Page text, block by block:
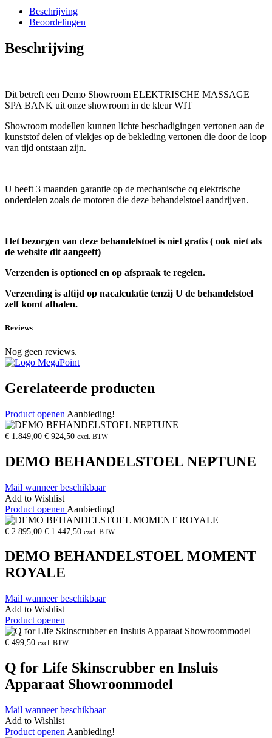
Beschrijving
Beoordelingen
Beschrijving
Dit betreft een Demo Showroom ELEKTRISCHE MASSAGE
SPA BANK uit onze showroom in de kleur WIT
Showroom modellen kunnen lichte beschadigingen vertonen aan de
kunststof delen of vlekjes op de bekleding vertonen die door de loop
van tijd ontstaan zijn.
U heeft 3 maanden garantie op de mechanische cq elektrische
onderdelen zoals de motoren die deze behandelstoel aandrijven.
Het bezorgen van deze behandelstoel is niet gratis ( ook niet als
de website dit aangeeft)
Verzenden is optioneel en op afspraak te regelen.
Verzending is altijd op nacalculatie tenzij U de behandelstoel
zelf komt afhalen.
Reviews
Nog geen reviews.
Gerelateerde producten
Product openen Aanbieding!
€1.849,00 Oorspronkelijke
€
€ 924,50Huidige
€
excl. BTW
DEMO BEHANDELSTOEL NEPTUNE
Mail wanneer beschikbaar
Add to Wishlist
Product openen Aanbieding!
€2.895,00 Oorspronkelijke
€
2.895,00.
€ 1.447,50Huidige
€
excl. BTW
DEMO BEHANDELSTOEL MOMENT
ROYALE
Mail wanneer beschikbaar
Add to Wishlist
Product openen
€ 499,50 excl. BTW
Q for Life Skinscrubber en Insluis
Apparaat Showroommodel
Mail wanneer beschikbaar
Add to Wishlist
Product openen Aanbieding!